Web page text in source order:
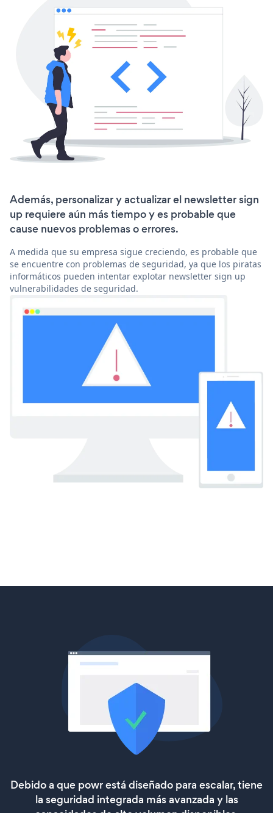
Además, personalizar y actualizar el newsletter sign
up requiere aún más tiempo y es probable que
cause nuevos problemas o errores.
A medida que su empresa sigue creciendo, es probable que
se encuentre con problemas de seguridad, ya que los piratas
informáticos pueden intentar explotar newsletter sign up
vulnerabilidades de seguridad.
Debido a que powr está diseñado para escalar, tiene
la seguridad integrada más avanzada y las